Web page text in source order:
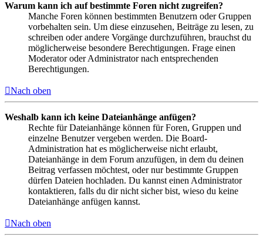
Warum kann ich auf bestimmte Foren nicht zugreifen?
Manche Foren können bestimmten Benutzern oder Gruppen
vorbehalten sein. Um diese einzusehen, Beiträge zu lesen, zu
schreiben oder andere Vorgänge durchzuführen, brauchst du
möglicherweise besondere Berechtigungen. Frage einen
Moderator oder Administrator nach entsprechenden
Berechtigungen.
Nach oben
Weshalb kann ich keine Dateianhänge anfügen?
Rechte für Dateianhänge können für Foren, Gruppen und
einzelne Benutzer vergeben werden. Die Board-
Administration hat es möglicherweise nicht erlaubt,
Dateianhänge in dem Forum anzufügen, in dem du deinen
Beitrag verfassen möchtest, oder nur bestimmte Gruppen
dürfen Dateien hochladen. Du kannst einen Administrator
kontaktieren, falls du dir nicht sicher bist, wieso du keine
Dateianhänge anfügen kannst.
Nach oben